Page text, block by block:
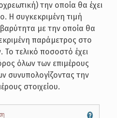
την οποία θα έχει
Η συγκεκριμένη τιμή
βαρύτητα με την οποία θα
παράμετρος στο
Το τελικό ποσοστό έχει
όλων των επιμέρους
συνυπολογίζοντας την
στοιχείου.